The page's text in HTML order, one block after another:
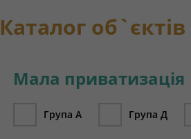
Каталог об`єктів
Мала приватизація
Група А Група Д